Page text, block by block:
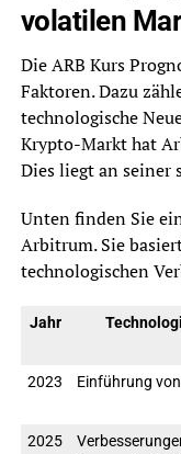
volatilen
Die ARB Kurs
Faktoren. Dazu
technologische
Krypto-Markt hat
Dies liegt an seiner
Unten finden Sie
Arbitrum. Sie
technologischen
Jahr
2023
Einführung
2025